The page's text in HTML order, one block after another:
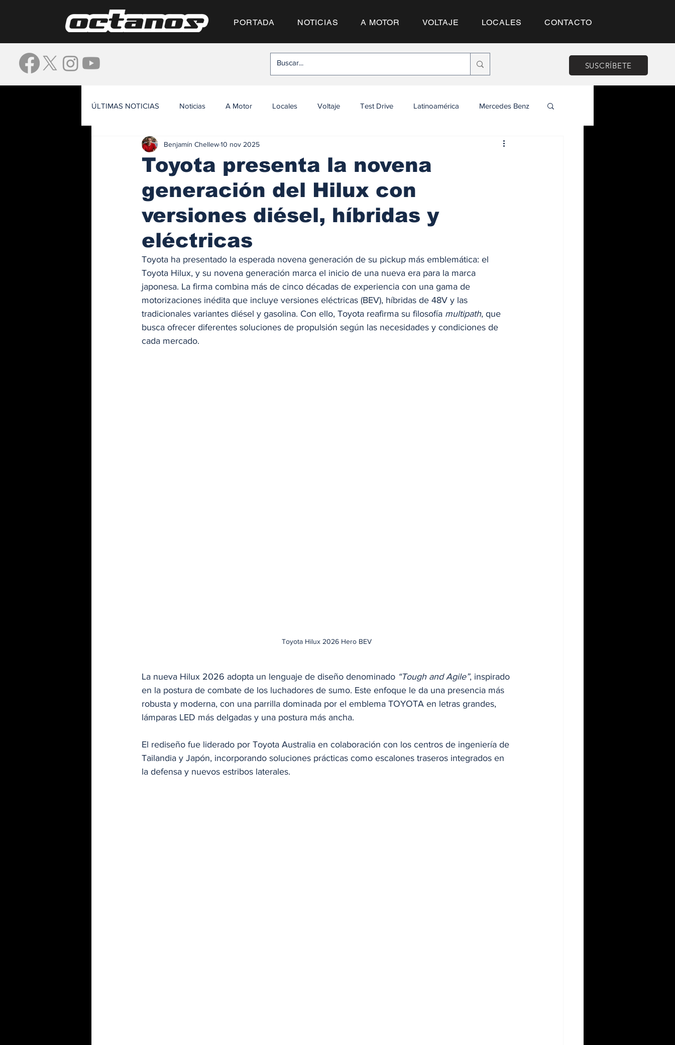
PORTADA NOTICIAS A MOTOR VOLTAJE LOCALES CONTACTO
SUSCRÍBETE
ÚLTIMAS NOTICIAS Noticias A Motor Locales Voltaje Test Drive Latinoamérica Mercedes Benz
Toyota presenta la novena
generación del Hilux con
versiones diésel, híbridas y
eléctricas
Benjamín Chellew10 nov 2025
Toyota ha presentado la esperada novena generación de su pickup más emblemática: el
Toyota Hilux, y su novena generación marca el inicio de una nueva era para la marca
japonesa. La firma combina más de cinco décadas de experiencia con una gama de
motorizaciones inédita que incluye versiones eléctricas (BEV), híbridas de 48V y las
tradicionales variantes diésel y gasolina. Con ello, Toyota reafirma su filosofía multipath, que
busca ofrecer diferentes soluciones de propulsión según las necesidades y condiciones de
cada mercado.
Toyota Hilux 2026 Hero BEV
La nueva Hilux 2026 adopta un lenguaje de diseño denominado “Tough and Agile”, inspirado
en la postura de combate de los luchadores de sumo. Este enfoque le da una presencia más
robusta y moderna, con una parrilla dominada por el emblema TOYOTA en letras grandes,
lámparas LED más delgadas y una postura más ancha.
El rediseño fue liderado por Toyota Australia en colaboración con los centros de ingeniería de
Tailandia y Japón, incorporando soluciones prácticas como escalones traseros integrados en
la defensa y nuevos estribos laterales.